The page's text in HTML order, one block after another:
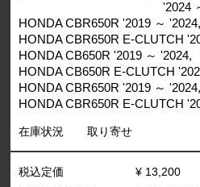
'2024
HONDA CBR650R '2019 ～ '2024,
HONDA CBR650R E-CLUTCH
HONDA CB650R '2019 ～ '2024,
HONDA CB650R E-CLUTCH
HONDA CBR650R '2019 ～ '2024,
HONDA CBR650R E-CLUTCH
在庫状況 取り寄せ
税込定価
¥ 13,200